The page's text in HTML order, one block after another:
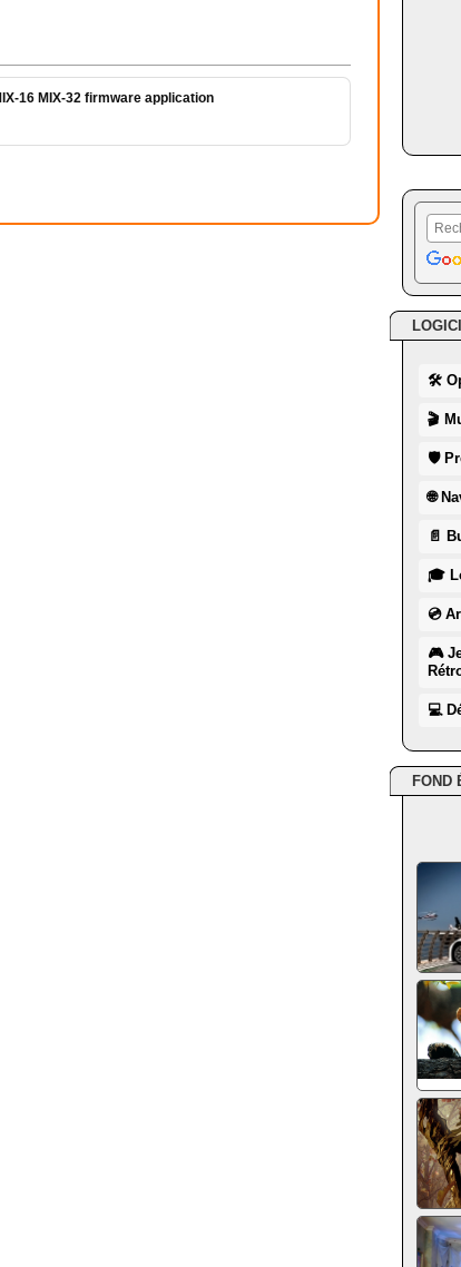
16 MIX-32 firmware application
🛠
🎬
🛡
🌐
📄
🎓
💿
🎮
💻
FOND